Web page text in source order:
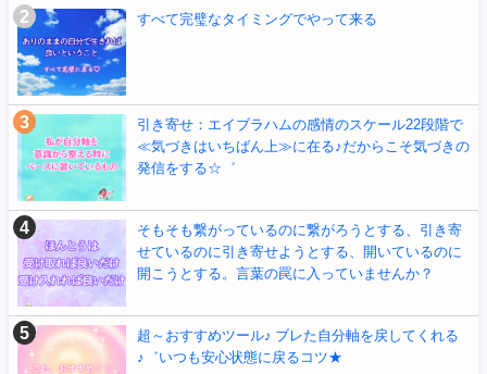
すべて完璧なタイミングでやって来る
引き寄せ：エイブラハムの感情のスケール22段階で
≪気づきはいちばん上≫に在る♪だからこそ気づきの
発信をする☆゛
そもそも繋がっているのに繋がろうとする、引き寄
せているのに引き寄せようとする、開いているのに
開こうとする。言葉の罠に入っていませんか？
超～おすすめツール♪ ブレた自分軸を戻してくれる
♪゛いつも安心状態に戻るコツ★